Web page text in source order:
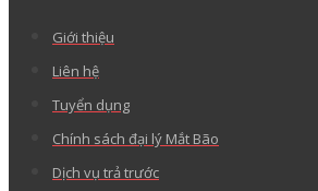
Giới thiệu
Liên hệ
Tuyển dụng
Chính sách đại lý Mắt Bão
Dịch vụ trả trước